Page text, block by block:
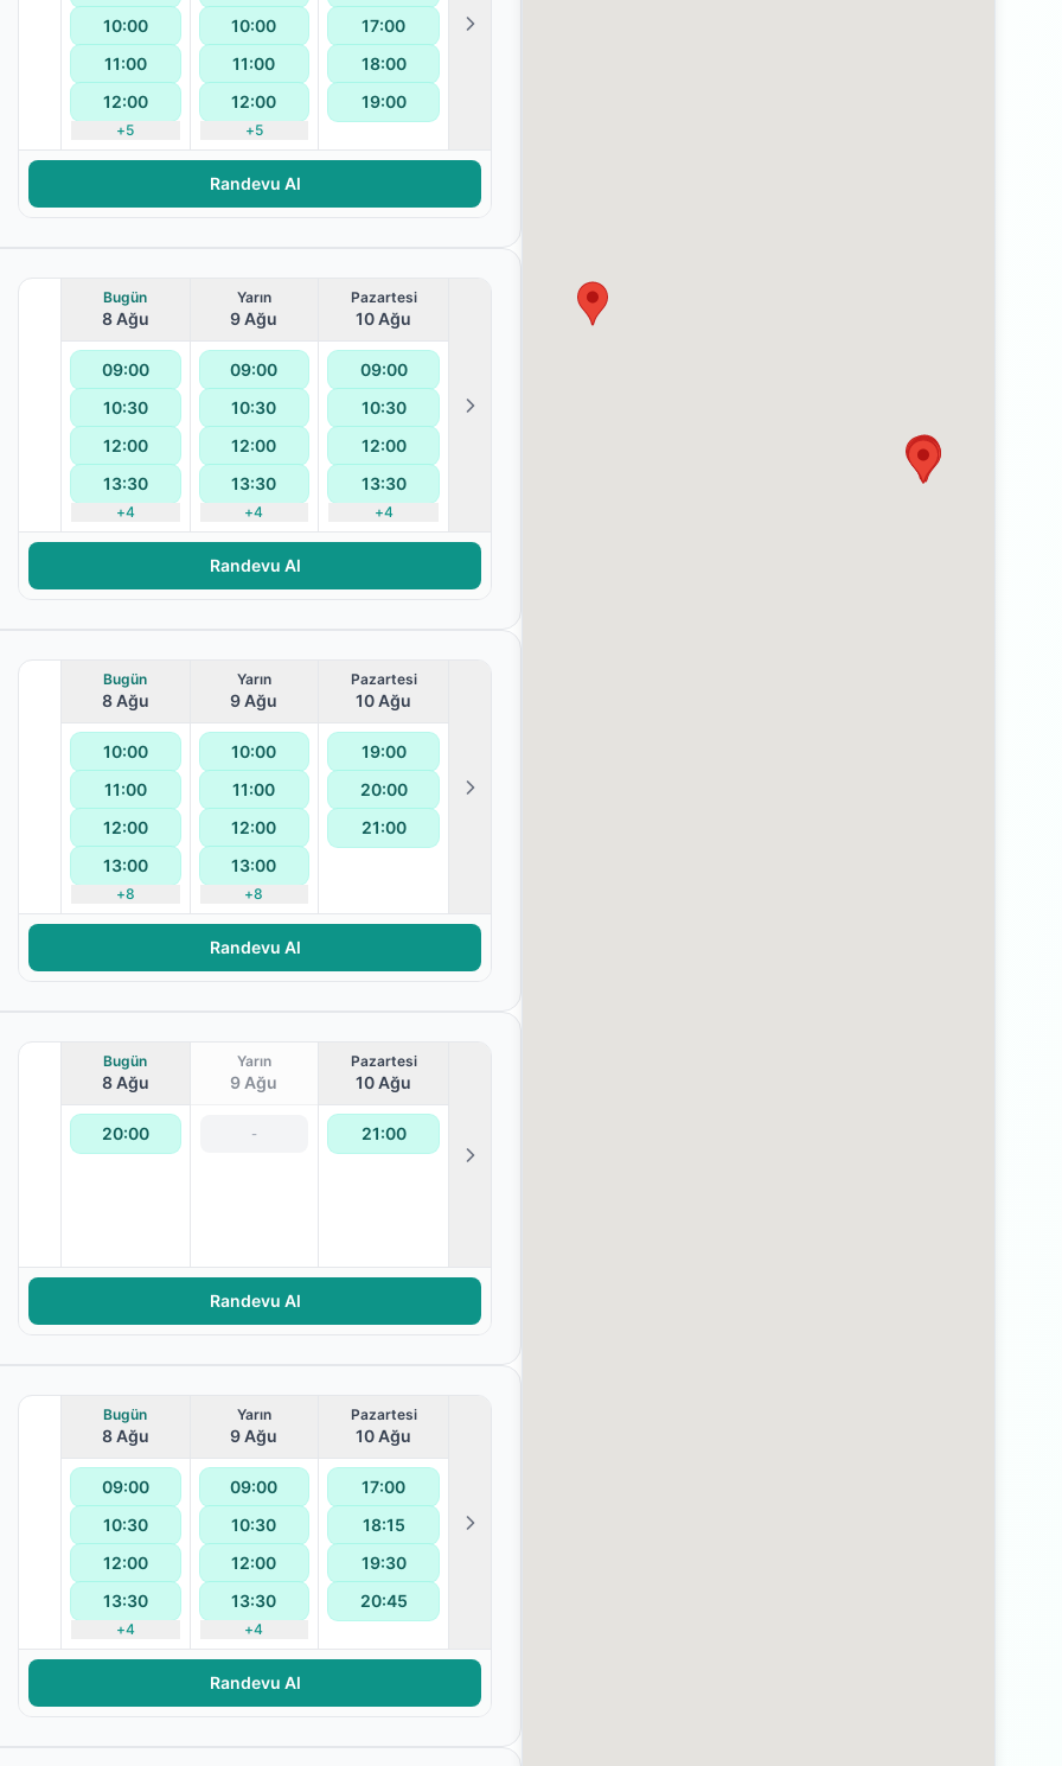
10:00
11:00
12:00
+5
10:00
11:00
12:00
+5
17:00
18:00
19:00
Randevu Al
Bugün
8 Ağu
09:00
10:30
12:00
13:30
+4
Yarın
9 Ağu
09:00
10:30
12:00
13:30
+4
Pazartesi
10 Ağu
09:00
10:30
12:00
13:30
+4
Randevu Al
Bugün
8 Ağu
10:00
11:00
12:00
13:00
+8
Yarın
9 Ağu
10:00
11:00
12:00
13:00
+8
Pazartesi
10 Ağu
19:00
20:00
21:00
Randevu Al
Bugün
8 Ağu
20:00
Yarın
9 Ağu
-
Pazartesi
10 Ağu
21:00
Randevu Al
Bugün
8 Ağu
09:00
10:30
12:00
13:30
+4
Yarın
9 Ağu
09:00
10:30
12:00
13:30
+4
Pazartesi
10 Ağu
17:00
18:15
19:30
20:45
Randevu Al